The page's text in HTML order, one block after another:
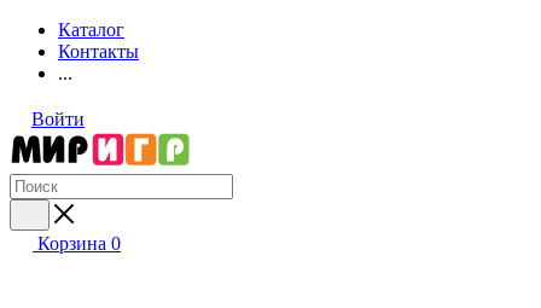
Каталог
Контакты
...
Войти
Корзина 0